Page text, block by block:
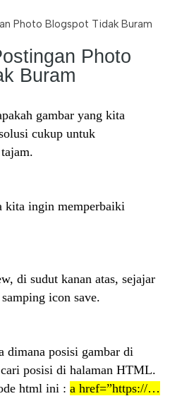
Photo
Buram
gambar yang kita
cukup untuk
kita ingin memperbaiki
di sudut kanan atas, sejajar
icon save.
dimana posisi gambar di
posisi di halaman HTML.
html ini : a href=”https://…